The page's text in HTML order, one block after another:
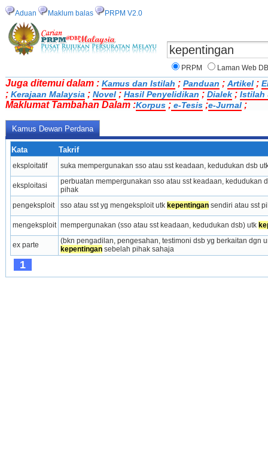
Aduan Maklum balas PRPM V2.0
PRPM Laman Web
Juga ditemui dalam : Kamus dan Istilah ; Panduan ; Artikel ;
; Kerajaan Malaysia ; Novel ; Hasil Penyelidikan ; Dialek ; Istilah
Maklumat Tambahan Dalam :Korpus ; e-Tesis ;e-Jurnal ;
Kamus Dewan Perdana
Kata Takrif
eksploitatif suka mempergunakan sso atau sst keadaan, kedudukan dsb
eksploitasi
perbuatan mempergunakan sso atau sst keadaan, kedudukan
pihak
pengeksploit
sso atau sst yg mengeksploit utk kepentingan sendiri atau sst
mengeksploit mempergunakan (sso atau sst keadaan, kedudukan dsb) utk
ex parte kepentingan sebelah pihak sahaja
1